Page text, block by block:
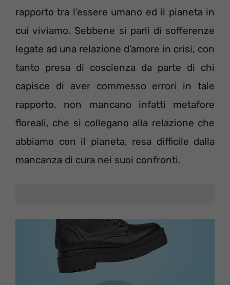
rapporto tra l’essere umano ed il pianeta in
cui viviamo. Sebbene si parli di sofferenze
legate ad una relazione d’amore in crisi, con
tanto presa di coscienza da parte di chi
capisce di aver commesso errori in tale
rapporto, non mancano infatti metafore
floreali, che si collegano alla relazione che
abbiamo con il pianeta, resa difficile dalla
mancanza di cura nei suoi confronti.